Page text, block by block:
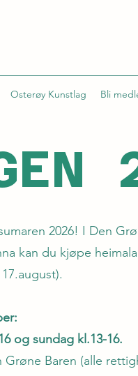
Osterøy Kunstlag Bli
2026! I Den
kan du kjøpe
og sundag kl.13-16.
Grøne Baren (alle